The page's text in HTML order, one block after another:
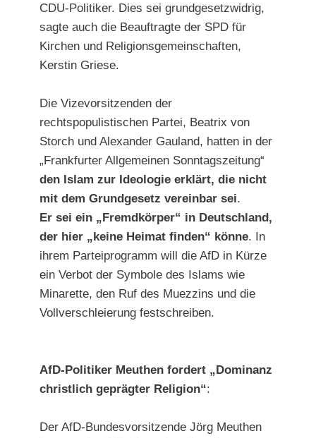
CDU-Politiker. Dies sei grundgesetzwidrig,
sagte auch die Beauftragte der SPD für
Kirchen und Religionsgemeinschaften,
Kerstin Griese.
Die Vizevorsitzenden der
rechtspopulistischen Partei, Beatrix von
Storch und Alexander Gauland, hatten in der
„Frankfurter Allgemeinen Sonntagszeitung“
den Islam zur Ideologie erklärt, die nicht
mit dem Grundgesetz vereinbar sei.
Er sei ein „Fremdkörper“ in Deutschland,
der hier „keine Heimat finden“ könne. In
ihrem Parteiprogramm will die AfD in Kürze
ein Verbot der Symbole des Islams wie
Minarette, den Ruf des Muezzins und die
Vollverschleierung festschreiben.
AfD-Politiker Meuthen fordert „Dominanz
christlich geprägter Religion“:
Der AfD-Bundesvorsitzende Jörg Meuthen